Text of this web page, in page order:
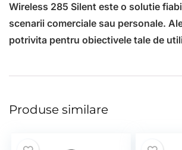
Wireless 285 Silent este o solutie
scenarii comerciale sau personale.
potrivita pentru obiectivele tale de
Produse similare